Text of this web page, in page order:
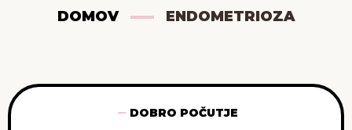
DOMOV ENDOMETRIOZA
DOBRO POČUTJE